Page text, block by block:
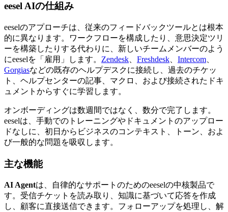
eesel AIの仕組み
eeselのアプローチは、従来のフィードバックツールとは根本
的に異なります。ワークフローを構成したり、意思決定ツリ
ーを構築したりする代わりに、新しいチームメンバーのよう
にeeselを「雇用」します。 Zendesk Freshdesk Intercom
Gorgiasなどの既存のヘルプデスクに接続し、過去のチケッ
ト、ヘルプセンターの記事、マクロ、および接続されたドキ
ュメントからすぐに学習します。
オンボーディングは数週間ではなく、数分で完了します。
eeselは、手動でのトレーニングやドキュメントのアップロー
ドなしに、初日からビジネスのコンテキスト、トーン、およ
び一般的な問題を吸収します。
主な機能
AI Agentは、自律的なサポートのためのeeselの中核製品で
す。受信チケットを読み取り、知識に基づいて応答を作成
し、顧客に直接送信できます。フォローアップを処理し、解